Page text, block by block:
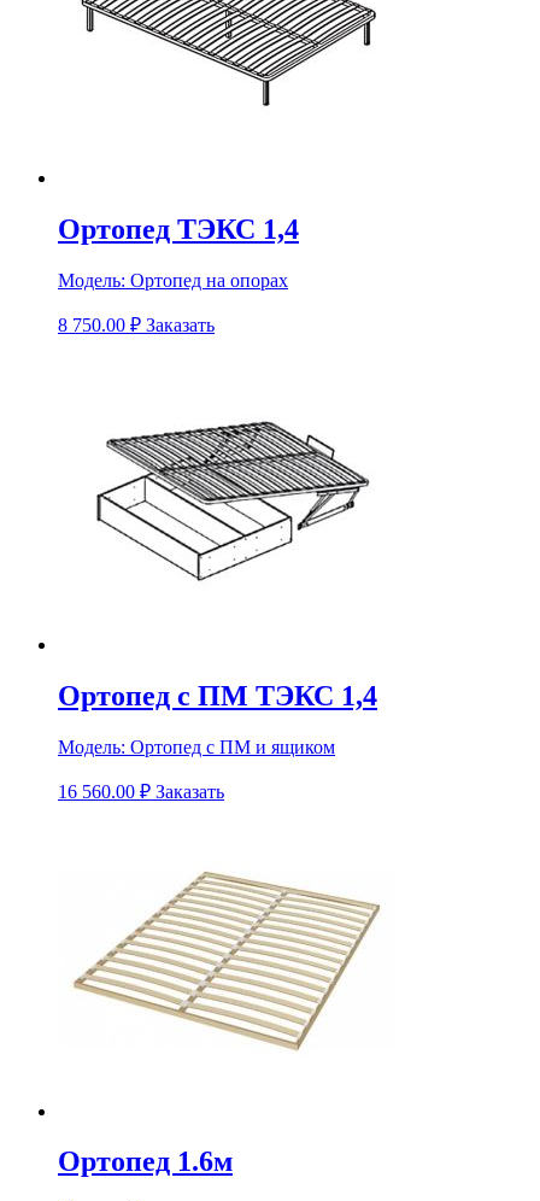
Ортопед ТЭКС 1,4
Модель: Ортопед на опорах
8 750.00 ₽ Заказать
Ортопед с ПМ ТЭКС 1,4
Модель: Ортопед с ПМ и ящиком
16 560.00 ₽ Заказать
Ортопед 1.6м